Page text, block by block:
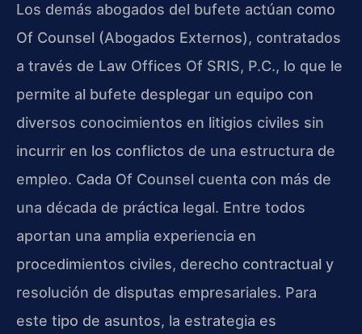
Los demás abogados del bufete actúan como
Of Counsel (Abogados Externos), contratados
a través de Law Offices Of SRIS, P.C., lo que le
permite al bufete desplegar un equipo con
diversos conocimientos en litigios civiles sin
incurrir en los conflictos de una estructura de
empleo. Cada Of Counsel cuenta con más de
una década de práctica legal. Entre todos
aportan una amplia experiencia en
procedimientos civiles, derecho contractual y
resolución de disputas empresariales. Para
este tipo de asuntos, la estrategia es